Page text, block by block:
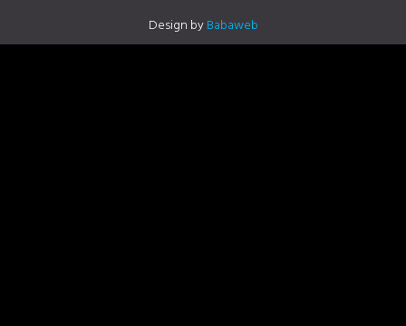
Design byBabaweb